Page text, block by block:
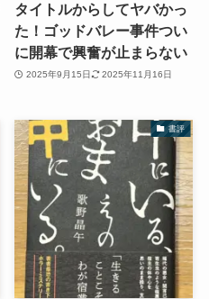
タイトルからしてヤバかっ
た！ゴッドバレー事件つい
に開幕で興奮が止まらない
2025年9月15日 2025年11月16日
書評